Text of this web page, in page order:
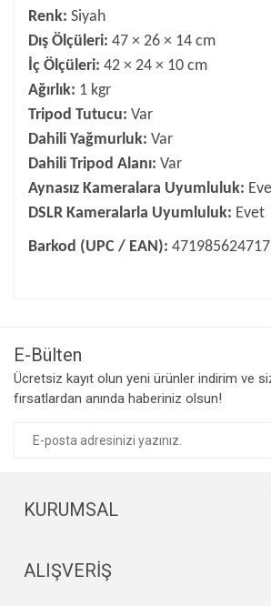
Renk: Siyah
Dış Ölçüleri: 47 × 26 × 14 cm
İç Ölçüleri: 42 × 24 × 10 cm
Ağırlık: 1 kgr
Tripod Tutucu: Var
Dahili Yağmurluk: Var
Dahili Tripod Alanı: Var
Aynasız Kameralara Uyumluluk:
DSLR Kameralarla Uyumluluk: Evet
Barkod (UPC / EAN):
Ürün resmi kalitesiz, bozuk veya
Ürün açıklamasında eksik bilgiler
E-Bülten
Ücretsiz kayıt olun yeni ürünler indirim ve
fırsatlardan anında haberiniz olsun!
KURUMSAL
ALIŞVERİŞ